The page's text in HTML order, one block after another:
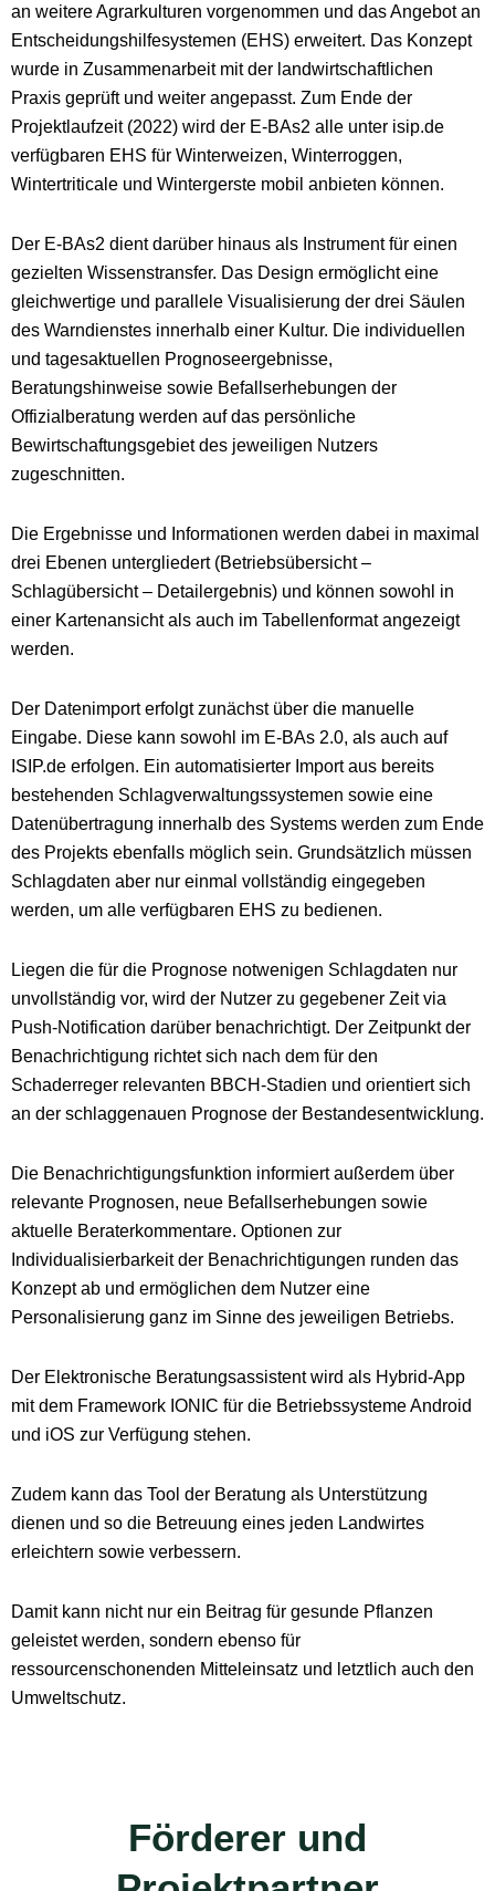
an weitere Agrarkulturen vorgenommen und das Angebot an
Entscheidungshilfesystemen (EHS) erweitert. Das Konzept
wurde in Zusammenarbeit mit der landwirtschaftlichen
Praxis geprüft und weiter angepasst. Zum Ende der
Projektlaufzeit (2022) wird der E-BAs2 alle unter isip.de
verfügbaren EHS für Winterweizen, Winterroggen,
Wintertriticale und Wintergerste mobil anbieten können.
Der E-BAs2 dient darüber hinaus als Instrument für einen
gezielten Wissenstransfer. Das Design ermöglicht eine
gleichwertige und parallele Visualisierung der drei Säulen
des Warndienstes innerhalb einer Kultur. Die individuellen
und tagesaktuellen Prognoseergebnisse,
Beratungshinweise sowie Befallserhebungen der
Offizialberatung werden auf das persönliche
Bewirtschaftungsgebiet des jeweiligen Nutzers
zugeschnitten.
Die Ergebnisse und Informationen werden dabei in maximal
drei Ebenen untergliedert (Betriebsübersicht –
Schlagübersicht – Detailergebnis) und können sowohl in
einer Kartenansicht als auch im Tabellenformat angezeigt
werden.
Der Datenimport erfolgt zunächst über die manuelle
Eingabe. Diese kann sowohl im E-BAs 2.0, als auch auf
ISIP.de erfolgen. Ein automatisierter Import aus bereits
bestehenden Schlagverwaltungssystemen sowie eine
Datenübertragung innerhalb des Systems werden zum Ende
des Projekts ebenfalls möglich sein. Grundsätzlich müssen
Schlagdaten aber nur einmal vollständig eingegeben
werden, um alle verfügbaren EHS zu bedienen.
Liegen die für die Prognose notwenigen Schlagdaten nur
unvollständig vor, wird der Nutzer zu gegebener Zeit via
Push-Notification darüber benachrichtigt. Der Zeitpunkt der
Benachrichtigung richtet sich nach dem für den
Schaderreger relevanten BBCH-Stadien und orientiert sich
an der schlaggenauen Prognose der Bestandesentwicklung.
Die Benachrichtigungsfunktion informiert außerdem über
relevante Prognosen, neue Befallserhebungen sowie
aktuelle Beraterkommentare. Optionen zur
Individualisierbarkeit der Benachrichtigungen runden das
Konzept ab und ermöglichen dem Nutzer eine
Personalisierung ganz im Sinne des jeweiligen Betriebs.
Der Elektronische Beratungsassistent wird als Hybrid-App
mit dem Framework IONIC für die Betriebssysteme Android
und iOS zur Verfügung stehen.
Zudem kann das Tool der Beratung als Unterstützung
dienen und so die Betreuung eines jeden Landwirtes
erleichtern sowie verbessern.
Damit kann nicht nur ein Beitrag für gesunde Pflanzen
geleistet werden, sondern ebenso für
ressourcenschonenden Mitteleinsatz und letztlich auch den
Umweltschutz.
Förderer und